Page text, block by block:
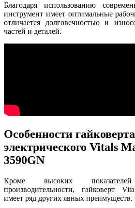
Благодаря использованию
инструмент имеет оптимальные
отличается долговечностью и
частей и деталей.
Особенности гайковерта
электрического Vitals
3590GN
Кроме высоких
производительности, гайковерт
имеет ряд других явных